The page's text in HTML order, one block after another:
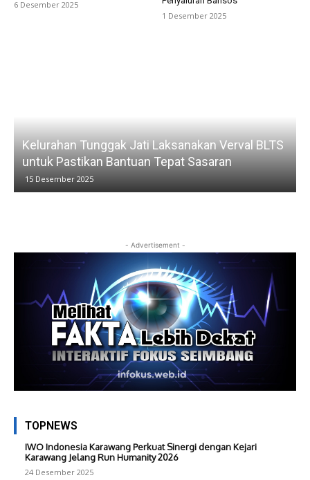
6 Desember 2025
1 Desember 2025
Kelurahan Tunggak Jati Laksanakan Verval BLTS
untuk Pastikan Bantuan Tepat Sasaran
15 Desember 2025
- Advertisement -
TOPNEWS
IWO Indonesia Karawang Perkuat Sinergi dengan Kejari
Karawang Jelang Run Humanity 2026
24 Desember 2025